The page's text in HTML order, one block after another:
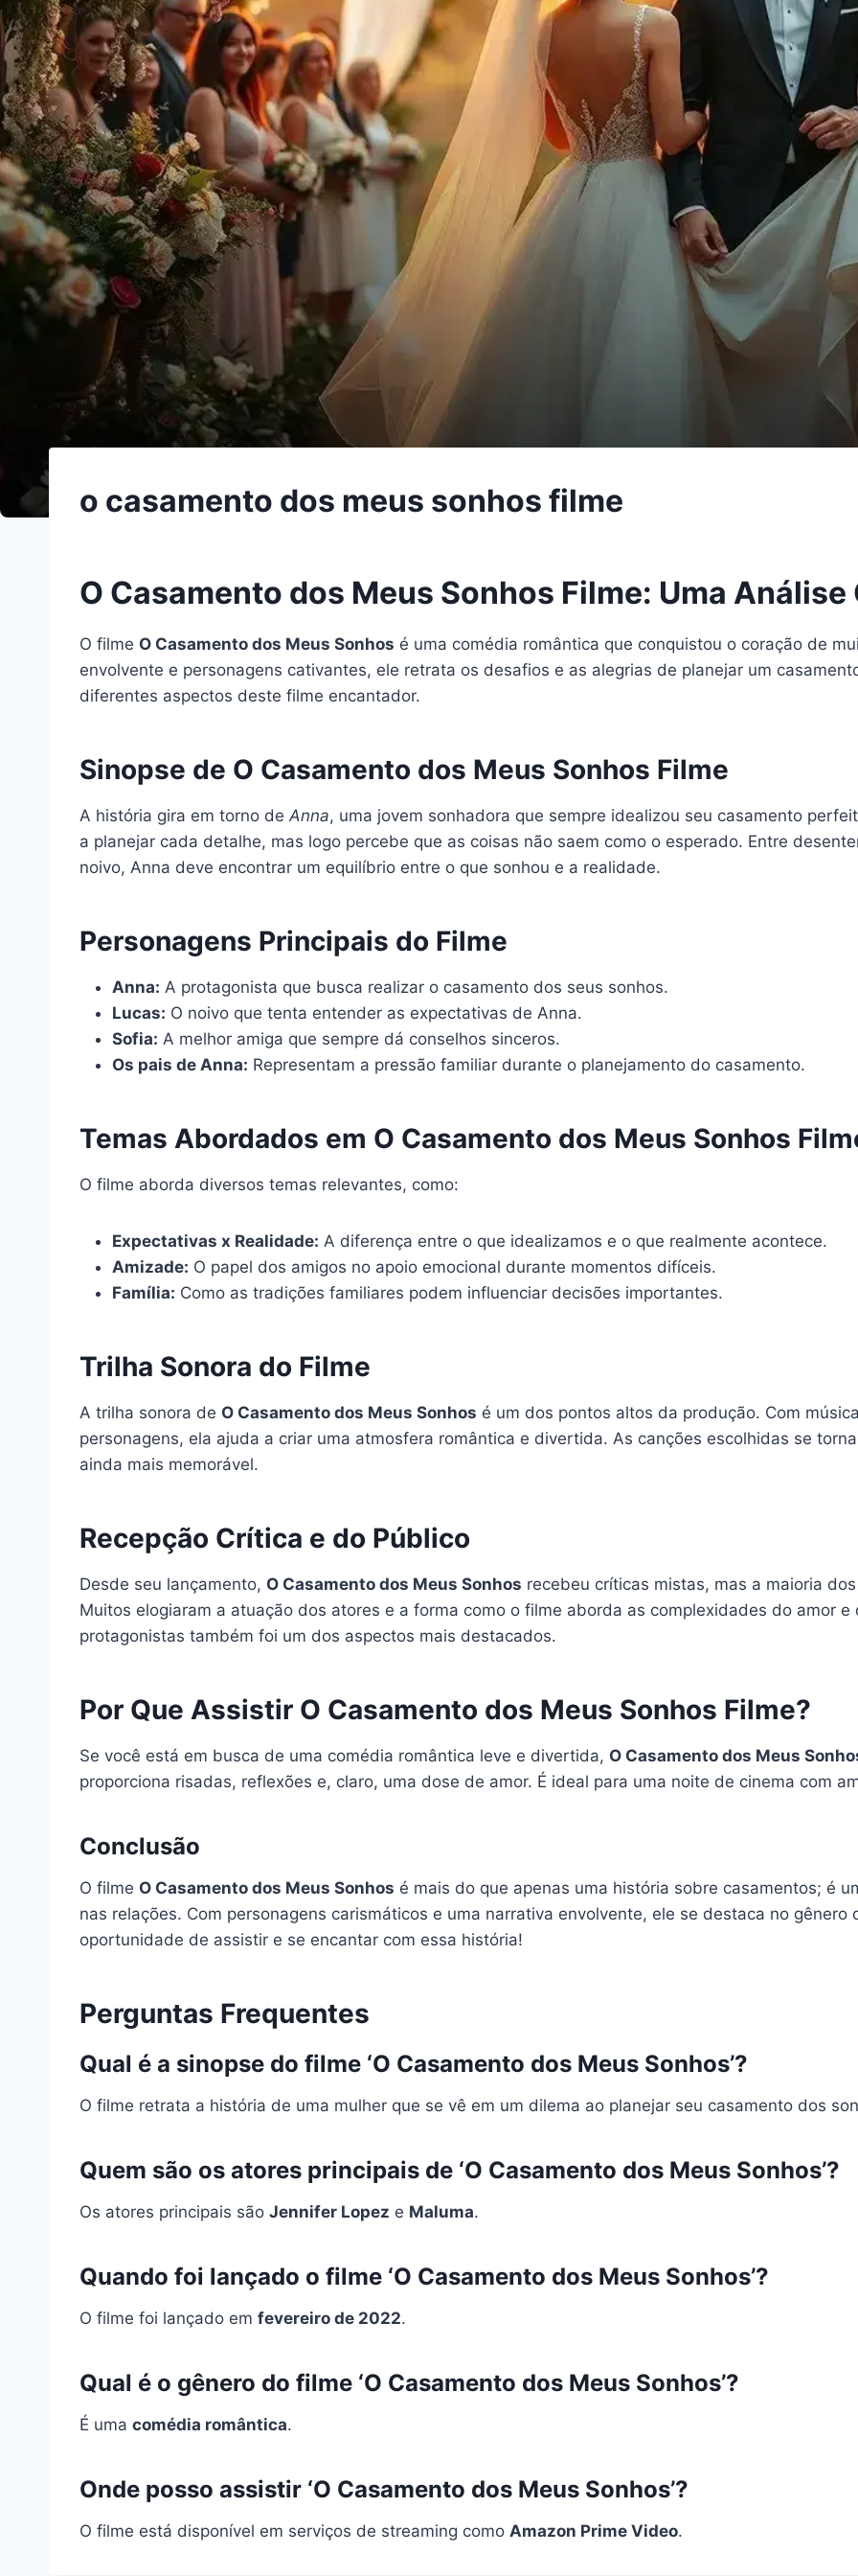
o casamento dos meus sonhos filme
O Casamento dos Meus Sonhos Filme: Uma
O filme O Casamento dos Meus Sonhos é uma comédia romântica que conquistou o coração de
envolvente e personagens cativantes, ele retrata os desafios e as alegrias de planejar um
diferentes aspectos deste filme encantador.
Sinopse de O Casamento dos Meus Sonhos Filme
A história gira em torno de Anna, uma jovem sonhadora que sempre idealizou seu casamento
a planejar cada detalhe, mas logo percebe que as coisas não saem como o esperado. Entre
noivo, Anna deve encontrar um equilíbrio entre o que sonhou e a realidade.
Personagens Principais do Filme
Anna: A protagonista que busca realizar o casamento dos seus sonhos.
Lucas: O noivo que tenta entender as expectativas de Anna.
Sofia: A melhor amiga que sempre dá conselhos sinceros.
Os pais de Anna: Representam a pressão familiar durante o planejamento do casamento.
Temas Abordados em O Casamento dos Meus Sonhos
O filme aborda diversos temas relevantes, como:
Expectativas x Realidade: A diferença entre o que idealizamos e o que realmente acontece.
Amizade: O papel dos amigos no apoio emocional durante momentos difíceis.
Família: Como as tradições familiares podem influenciar decisões importantes.
Trilha Sonora do Filme
A trilha sonora de O Casamento dos Meus Sonhos é um dos pontos altos da produção. Com
personagens, ela ajuda a criar uma atmosfera romântica e divertida. As canções escolhidas se
ainda mais memorável.
Recepção Crítica e do Público
Desde seu lançamento, O Casamento dos Meus Sonhos recebeu críticas mistas, mas a maioria
Muitos elogiaram a atuação dos atores e a forma como o filme aborda as complexidades do amor
protagonistas também foi um dos aspectos mais destacados.
Por Que Assistir O Casamento dos Meus Sonhos Filme?
Se você está em busca de uma comédia romântica leve e divertida, O Casamento dos Meus
proporciona risadas, reflexões e, claro, uma dose de amor. É ideal para uma noite de cinema com
Conclusão
O filme O Casamento dos Meus Sonhos é mais do que apenas uma história sobre casamentos; é
nas relações. Com personagens carismáticos e uma narrativa envolvente, ele se destaca no
oportunidade de assistir e se encantar com essa história!
Perguntas Frequentes
Qual é a sinopse do filme ‘O Casamento dos Meus Sonhos’?
O filme retrata a história de uma mulher que se vê em um dilema ao planejar seu casamento dos
Quem são os atores principais de ‘O Casamento dos Meus Sonhos’?
Os atores principais são Jennifer Lopez e Maluma.
Quando foi lançado o filme ‘O Casamento dos Meus Sonhos’?
O filme foi lançado em fevereiro de 2022.
Qual é o gênero do filme ‘O Casamento dos Meus Sonhos’?
É uma comédia romântica.
Onde posso assistir ‘O Casamento dos Meus Sonhos’?
O filme está disponível em serviços de streaming como Amazon Prime Video.